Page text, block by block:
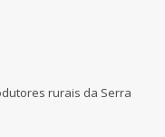
rurais da Serra